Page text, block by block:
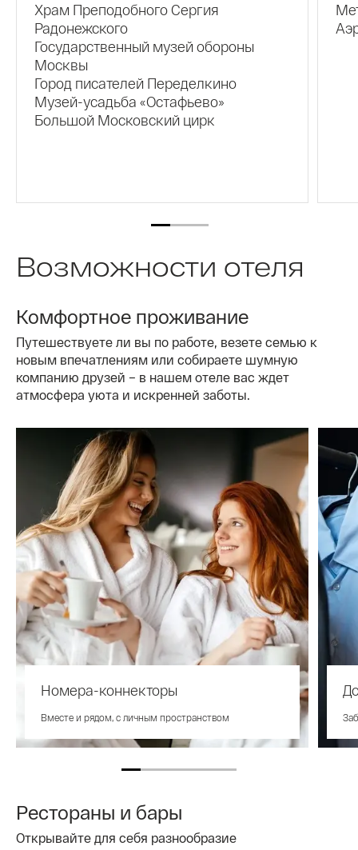
Храм Преподобного Сергия
Радонежского
Государственный музей обороны
Москвы
Город писателей Переделкино
Музей-усадьба «Остафьево»
Большой Московский цирк
Возможности отеля
Комфортное проживание
Путешествуете ли вы по работе, везете семью к
новым впечатлениям или собираете шумную
компанию друзей – в нашем отеле вас ждет
атмосфера уюта и искренней заботы.
Номера-коннекторы
Вместе и рядом, с личным пространством
Рестораны и бары
Открывайте для себя разнообразие